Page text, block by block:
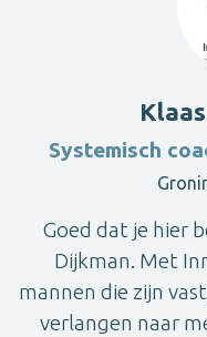
Systemisch
Goed dat je hier
Dijkman. Met
mannen die zijn
verlangen naar